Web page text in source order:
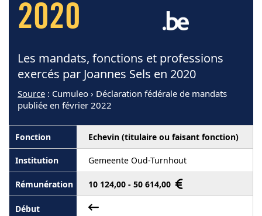
2020
Les mandats, fonctions et professions
exercés par Joannes Sels en 2020
Source : Cumuleo › Déclaration fédérale de mandats
publiée en février 2022
Echevin (titulaire ou faisant fonction)
Gemeente Oud-Turnhout
10 124,00 - 50 614,00